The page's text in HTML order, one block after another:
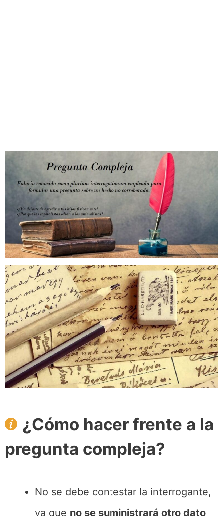
¿Cómo hacer frente a la
pregunta compleja?
No se debe contestar la interrogante,
ya que no se suministrará otro dato